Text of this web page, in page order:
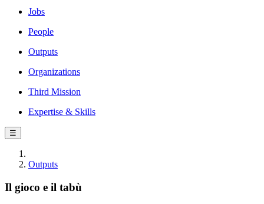
Jobs
People
Outputs
Organizations
Third Mission
Expertise & Skills
☰
Outputs
Il gioco e il tabù